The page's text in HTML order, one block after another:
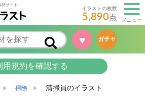
サイト
イラストの枚数
5,890点 メニュー
♥ ガチャ
用規約を確認する
掃除 清掃員のイラスト